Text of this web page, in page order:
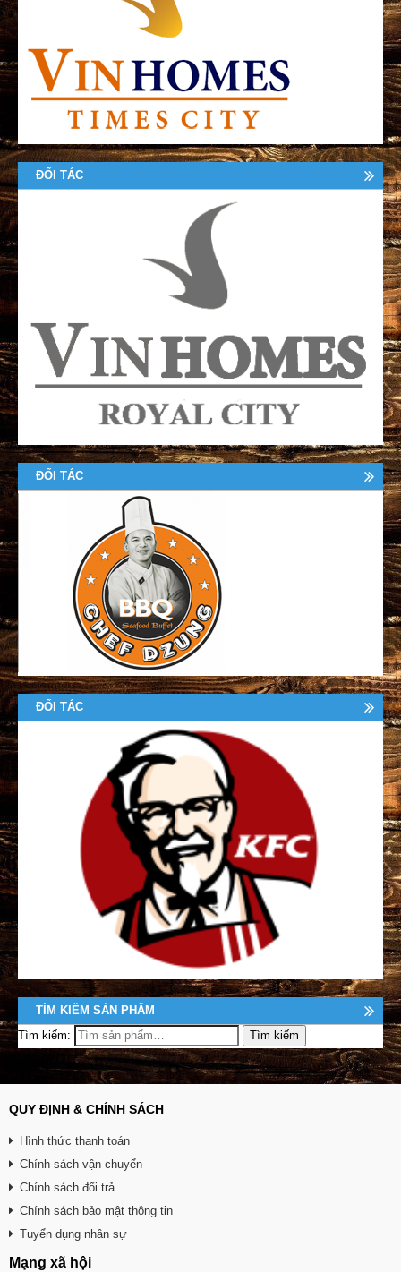
ĐỐI TÁC
ĐỐI TÁC
ĐỐI TÁC
TÌM KIẾM SẢN PHẨM
Tìm kiếm:
QUY ĐỊNH & CHÍNH SÁCH
Hình thức thanh toán
Chính sách vận chuyển
Chính sách đổi trả
Chính sách bảo mật thông tin
Tuyển dụng nhân sự
Mạng xã hội